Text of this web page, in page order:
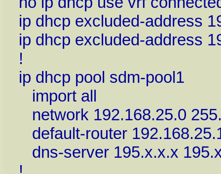
ip dhcp excluded-address
ip dhcp excluded-address
!
ip dhcp pool sdm-pool1
import all
network 192.168.25.0
default-router
dns-server 195.x.x.x